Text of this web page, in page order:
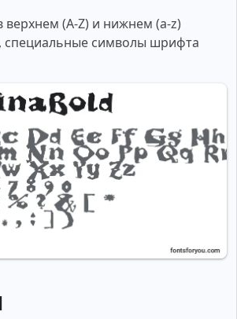
верхнем (A-Z) и нижнем (a-z)
специальные символы шрифта